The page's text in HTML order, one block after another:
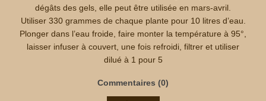
dégâts des gels, elle peut être utilisée en mars-avril.
Utiliser 330 grammes de chaque plante pour 10 litres d’eau.
Plonger dans l’eau froide, faire monter la température à 95°,
laisser infuser à couvert, une fois refroidi, filtrer et utiliser
dilué à 1 pour 5
Commentaires (0)